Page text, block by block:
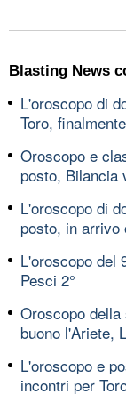
Blasting News
L'oroscopo di
Toro,
Oroscopo e
posto, Bilancia
L'oroscopo di
posto, in
L'oroscopo del
Pesci 2°
Oroscopo
buono l'Ariete,
L'oroscopo e
incontri per